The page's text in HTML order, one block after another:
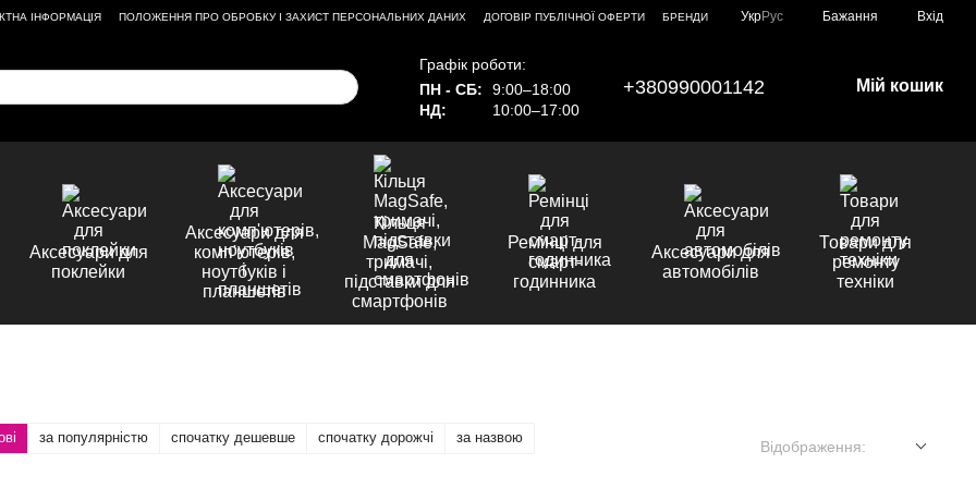
ІНФОРМАЦІЯ ПОЛОЖЕННЯ ПРО ОБРОБКУ І ЗАХИСТ ПЕРСОНАЛЬНИХ ДАНИХ ДОГОВІР ПУБЛІЧНОЇ ОФЕРТИ
БРЕНДИ
УкрРус Бажання Вхід
Графік роботи:
ПН - СБ:
9:00–18:00
НД:
10:00–17:00
+380990001142 Мій кошик
Аксесуари для
поклейки
Аксесуари для
комп'ютерів,
ноутбуків і
планшетів
Кільця
MagSafe,
тримачі,
підставки для
смартфонів
Ремінці для
смарт-
годинника
Аксесуари для
автомобілів
Товари для
ремонту
техніки
за популярністю спочатку дешевше спочатку дорожчі за назвою
Відображення: